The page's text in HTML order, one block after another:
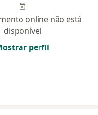
online não está
disponível
perfil